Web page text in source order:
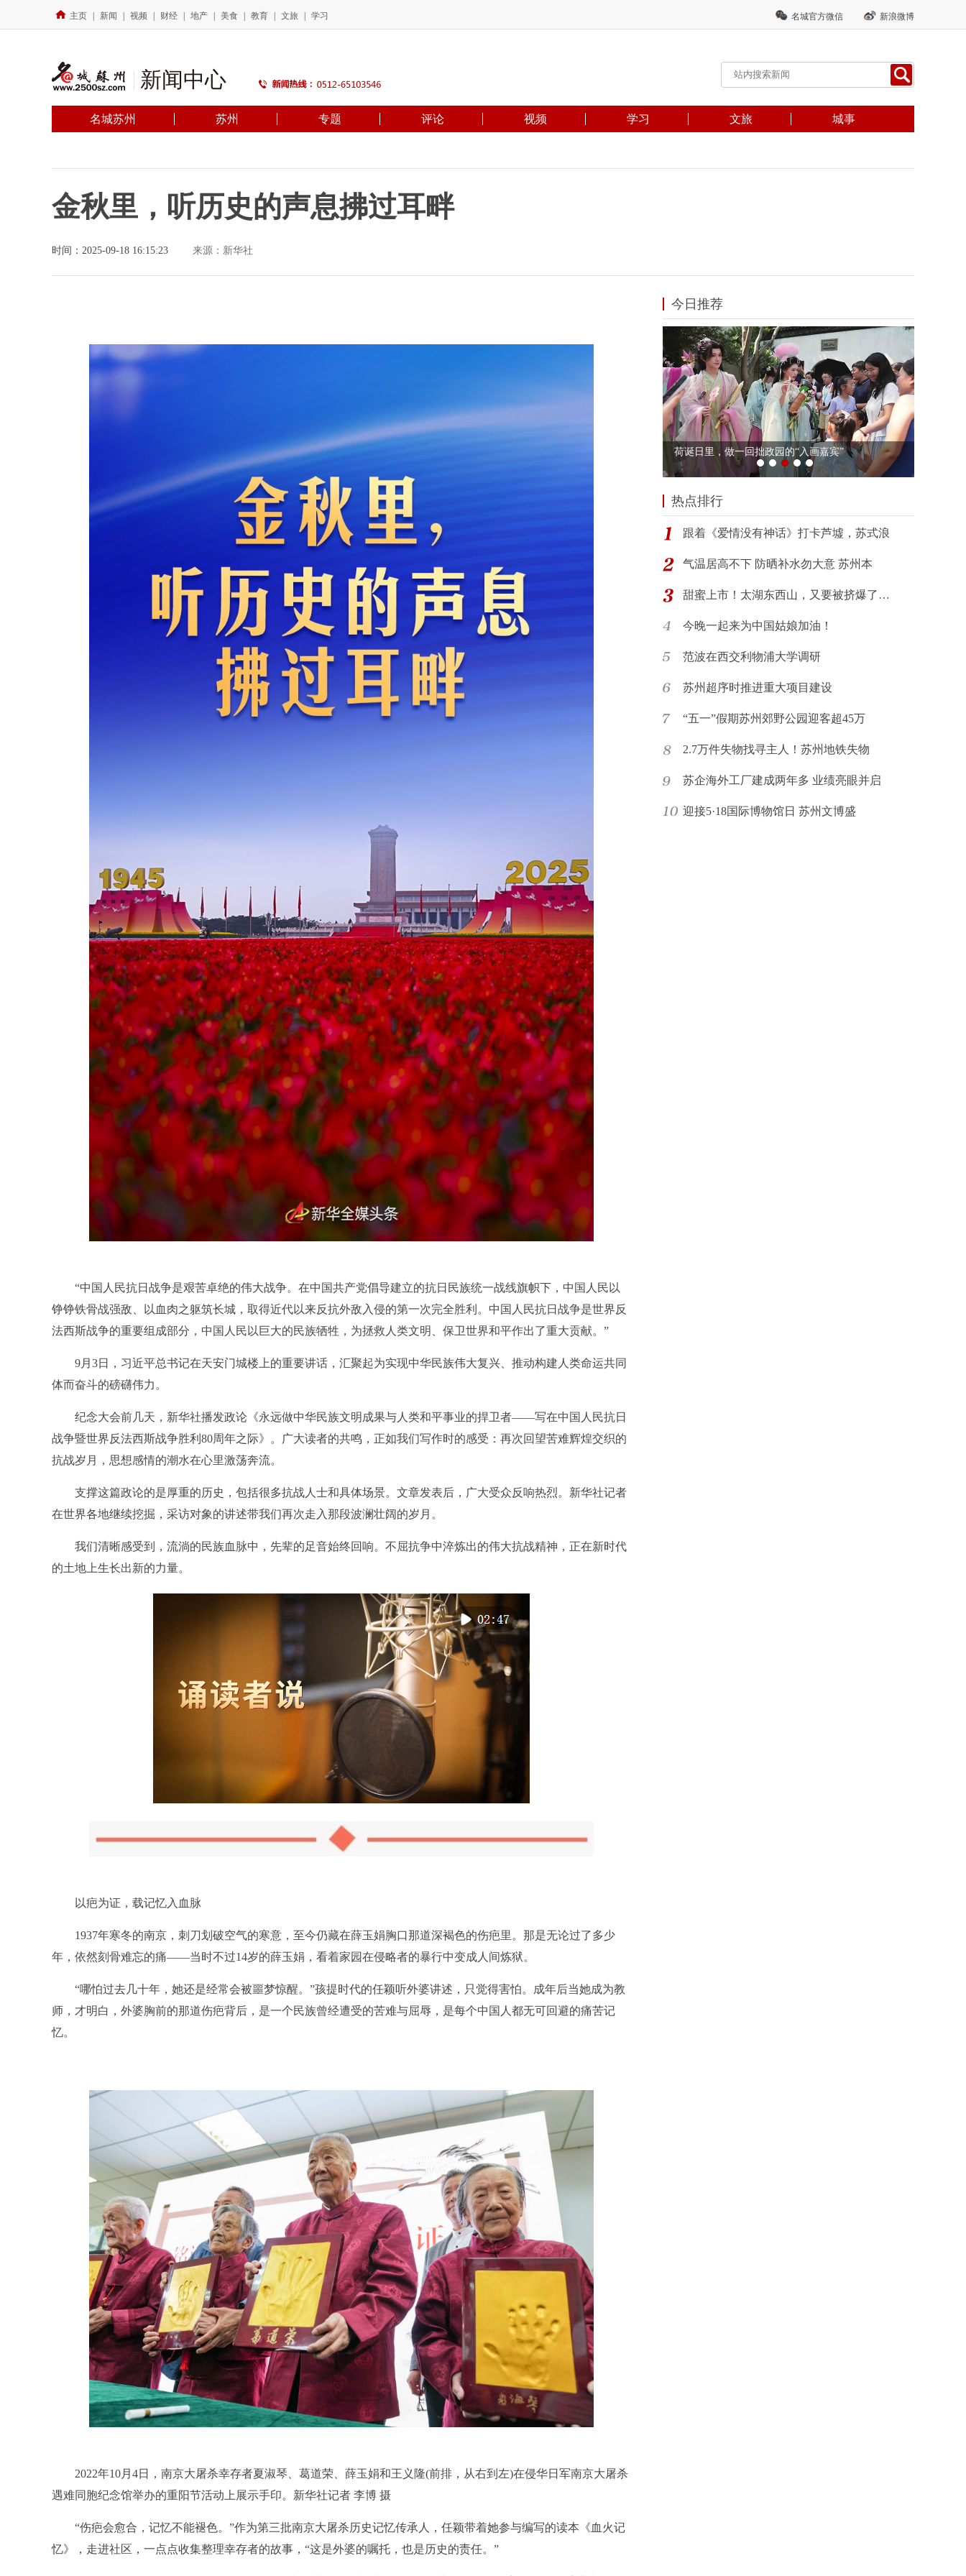
主页 新闻 视频 财经 地产 美食 教育 文旅 学习 名城官方微信 新浪微博
新闻中心
名城苏州 苏州 专题 评论 视频 学习 文旅 城事
金秋里，听历史的声息拂过耳畔
时间：2025-09-18 16:15:23 来源：新华社
“中国人民抗日战争是艰苦卓绝的伟大战争。在中国共产党倡导建立的抗日民族统一战线旗帜下，中国人民以
铮铮铁骨战强敌、以血肉之躯筑长城，取得近代以来反抗外敌入侵的第一次完全胜利。中国人民抗日战争是世界反
法西斯战争的重要组成部分，中国人民以巨大的民族牺牲，为拯救人类文明、保卫世界和平作出了重大贡献。”
9月3日，习近平总书记在天安门城楼上的重要讲话，汇聚起为实现中华民族伟大复兴、推动构建人类命运共同
体而奋斗的磅礴伟力。
纪念大会前几天，新华社播发政论《永远做中华民族文明成果与人类和平事业的捍卫者——写在中国人民抗日
战争暨世界反法西斯战争胜利80周年之际》。广大读者的共鸣，正如我们写作时的感受：再次回望苦难辉煌交织的
抗战岁月，思想感情的潮水在心里激荡奔流。
支撑这篇政论的是厚重的历史，包括很多抗战人士和具体场景。文章发表后，广大受众反响热烈。新华社记者
在世界各地继续挖掘，采访对象的讲述带我们再次走入那段波澜壮阔的岁月。
我们清晰感受到，流淌的民族血脉中，先辈的足音始终回响。不屈抗争中淬炼出的伟大抗战精神，正在新时代
的土地上生长出新的力量。
以疤为证，载记忆入血脉
1937年寒冬的南京，刺刀划破空气的寒意，至今仍藏在薛玉娟胸口那道深褐色的伤疤里。那是无论过了多少
年，依然刻骨难忘的痛——当时不过14岁的薛玉娟，看着家园在侵略者的暴行中变成人间炼狱。
“哪怕过去几十年，她还是经常会被噩梦惊醒。”孩提时代的任颖听外婆讲述，只觉得害怕。成年后当她成为教
师，才明白，外婆胸前的那道伤疤背后，是一个民族曾经遭受的苦难与屈辱，是每个中国人都无可回避的痛苦记
忆。
2022年10月4日，南京大屠杀幸存者夏淑琴、葛道荣、薛玉娟和王义隆(前排，从右到左)在侵华日军南京大屠杀
遇难同胞纪念馆举办的重阳节活动上展示手印。新华社记者 李博 摄
“伤疤会愈合，记忆不能褪色。”作为第三批南京大屠杀历史记忆传承人，任颖带着她参与编写的读本《血火记
忆》，走进社区，一点点收集整理幸存者的故事，“这是外婆的嘱托，也是历史的责任。”
今日推荐
热点排行
跟着《爱情没有神话》打卡芦墟，苏式浪
气温居高不下 防晒补水勿大意 苏州本
甜蜜上市！太湖东西山，又要被挤爆了…
今晚一起来为中国姑娘加油！
范波在西交利物浦大学调研
苏州超序时推进重大项目建设
“五一”假期苏州郊野公园迎客超45万
2.7万件失物找寻主人！苏州地铁失物
苏企海外工厂建成两年多 业绩亮眼并启
迎接5·18国际博物馆日 苏州文博盛